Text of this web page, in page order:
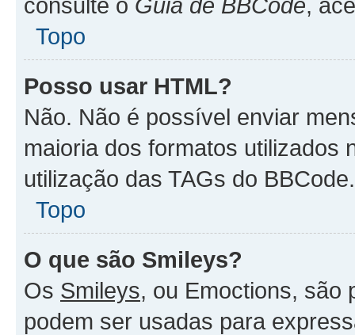
Topo
Posso usar HTML?
Não. Não é possível enviar
maioria dos formatos utilizados
utilização das TAGs do BBCode.
Topo
O que são Smileys?
Os Smileys, ou Emoctions, são
podem ser usadas para